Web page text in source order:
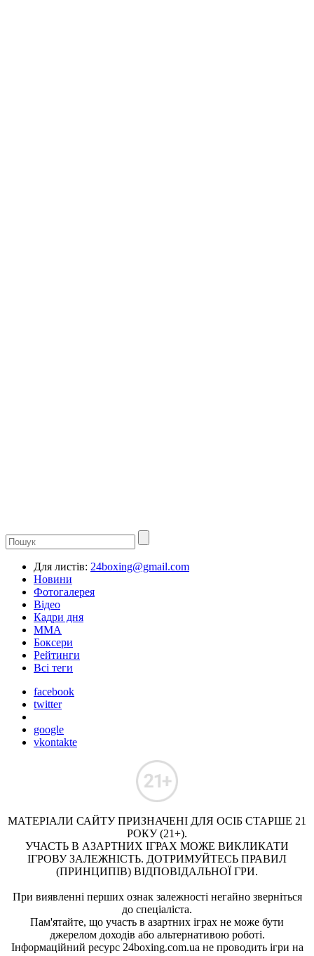
Для листів: 24boxing@gmail.com
Новини
Фотогалерея
Відео
Кадри дня
ММА
Боксери
Рейтинги
Всі теги
facebook
twitter
google
vkontakte
МАТЕРІАЛИ САЙТУ ПРИЗНАЧЕНІ ДЛЯ ОСІБ СТАРШЕ 21
РОКУ (21+).
УЧАСТЬ В АЗАРТНИХ ІГРАХ МОЖЕ ВИКЛИКАТИ
ІГРОВУ ЗАЛЕЖНІСТЬ. ДОТРИМУЙТЕСЬ ПРАВИЛ
(ПРИНЦИПІВ) ВІДПОВІДАЛЬНОЇ ГРИ.
При виявленні перших ознак залежності негайно зверніться
до спеціаліста.
Пам'ятайте, що участь в азартних іграх не може бути
джерелом доходів або альтернативою роботі.
Інформаційний ресурс 24boxing.com.ua не проводить ігри на